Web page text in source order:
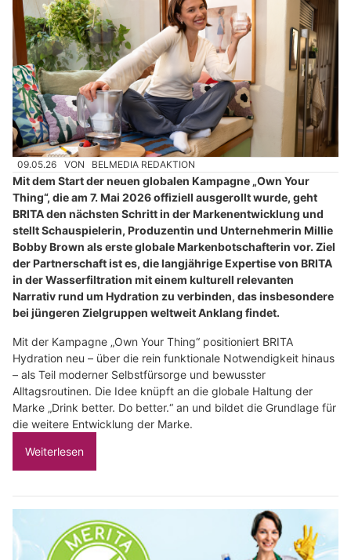
09.05.26 VON BELMEDIA REDAKTION
Mit dem Start der neuen globalen Kampagne „Own Your
Thing“, die am 7. Mai 2026 offiziell ausgerollt wurde, geht
BRITA den nächsten Schritt in der Markenentwicklung und
stellt Schauspielerin, Produzentin und Unternehmerin Millie
Bobby Brown als erste globale Markenbotschafterin vor. Ziel
der Partnerschaft ist es, die langjährige Expertise von BRITA
in der Wasserfiltration mit einem kulturell relevanten
Narrativ rund um Hydration zu verbinden, das insbesondere
bei jüngeren Zielgruppen weltweit Anklang findet.
Mit der Kampagne „Own Your Thing“ positioniert BRITA
Hydration neu – über die rein funktionale Notwendigkeit hinaus
– als Teil moderner Selbstfürsorge und bewusster
Alltagsroutinen. Die Idee knüpft an die globale Haltung der
Marke „Drink better. Do better.“ an und bildet die Grundlage für
die weitere Entwicklung der Marke.
Weiterlesen